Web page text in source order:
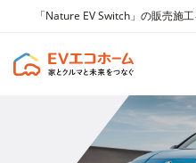
「Nature EV Switch」の販売施